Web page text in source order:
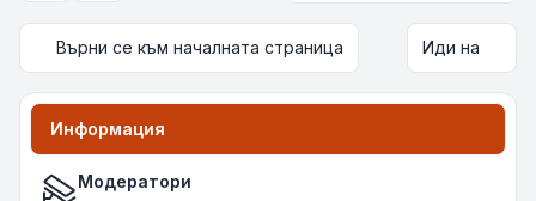
Върни се към началната страница Иди на
Информация
Модератори